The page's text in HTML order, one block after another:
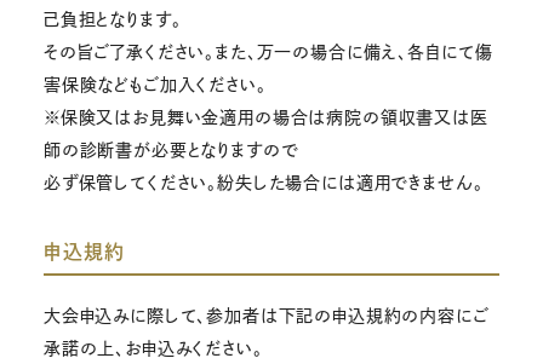
己負担となります。
その旨ご了承ください。また、万一の場合に備え、各自にて傷
害保険などもご加入ください。
※保険又はお見舞い金適用の場合は病院の領収書又は医
師の診断書が必要となりますので
必ず保管してください。紛失した場合には適用できません。
申込規約
大会申込みに際して、参加者は下記の申込規約の内容にご
承諾の上、お申込みください。